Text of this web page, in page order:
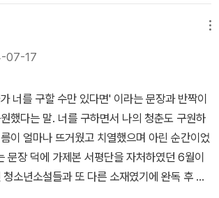
만들었던 은희와 도희를 지켜보며 생각한다.
들이 아니었다고, 선택은 수빈이 했고, 아이들
난질에 휘말렸을 뿐이라고 말이다. 그 사고는
었다. 하지만 수빈이의 잘못도 아니었다. 미래
한 번 남은 지금, 수빈은 고민한다. '만일 내가
잡으면, 현실에서 은호와 도희는 어떻게 되는
우 누군가의 희생은 피할 수 없다는 것을 알게
자들도 고민에 빠진다. 어떤 것이 더 나은 선택
후회하지 않을 미래로 데려갈 것인지 말이다. 학
게 살아가는 청소년들에게도, 매일 반복되는
사건에서뿐만 아니라 우리 생활 자체임을 되새
모든 생활이 잘 유지되는 것은 사회 속에서 모두
행하기 때문이 아닌가. 이런 사실을 깨달아 나
감사한 마음을 가진다면 매 순간을 진실되고
, 또한 자신의 역할을 잘해야겠다고 다짐하게
고가 자주 일어나서 너무나 안타까운데, 모두
음을 가진다면 결코 안전사고는 많이 일어나지
너의 여름에 내가 닿을게>는 의외로 잘 일어나
소재로 추리 형식으로 재미있게 이야기를 들려
이다. 고등학생인 두 등장인물이 중심이라 학
앞두고 스트레스가 극해져서 일까? 갑자기 나
시하고 있는 느낌이 든다. 혹시, 조현병인가?
인가?​애매모호해질 때쯤 사진 한 장을 발견한
작된, 은호의 집요한 추적으로 지금까지 감추어
게 된다. 은호네 가족과 도희네 가족, 둘 다 피
은 이야기는 무엇일까?대관절 휴가 중에 무슨
다시는 바다에 가지 않게 되고, 남은 사진마저
인가.('너의 여름에 내가 닿을게' p56)('너의
제본 일부)​비밀을 알게 되는 순간, 이해된다.
07-17
너를 구할 수만 있다면' 이라는 문장과 반짝이
했다는 말. 너를 구하면서 나의 청춘도 구원하
이 얼마나 뜨거웠고 치열했으며 아린 순간이었
문장 덕에 가제본 서평단을 자처하였던 6월이
소년소설들과 또 다른 소재였기에 완독 후 정